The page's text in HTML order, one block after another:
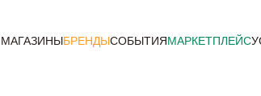
МАГАЗИНЫБРЕНДЫСОБЫТИЯМАРКЕТПЛЕЙС